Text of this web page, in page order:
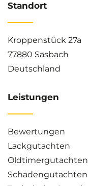
Standort
Kroppenstück 27a
77880 Sasbach
Deutschland
Leistungen
Bewertungen
Lackgutachten
Oldtimergutachten
Schadengutachten